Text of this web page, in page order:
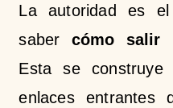
La autoridad es
saber cómo salir
Esta se construye
enlaces entrantes